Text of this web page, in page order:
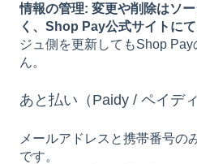
情報の管理: 変更や削除はソ
く、Shop Pay公式サイトにて
ジュ側を更新してもShop
ん。
あと払い（Paidy / ペイディ
メールアドレスと携帯番号の
です。